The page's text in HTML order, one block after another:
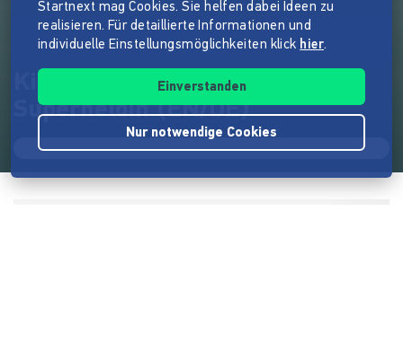
Kinderbuch: Maru und seine
Superheldin (EN/DE)
Startnext mag Cookies. Sie helfen dabei Ideen zu
realisieren. Für detaillierte Informationen und
individuelle Einstellungsmöglichkeiten klick hier.
Einverstanden
Nur notwendige Cookies